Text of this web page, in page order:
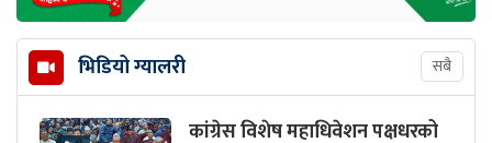
भिडियो ग्यालरी सबै
कांग्रेस विशेष महाधिवेशन पक्षधरको